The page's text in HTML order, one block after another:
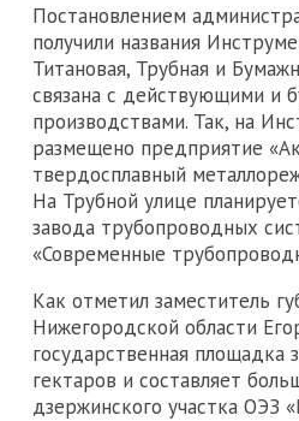
Постановлением
получили названия
Титановая, Трубная и
связана с действующими и
производствами. Так, на
размещено предприятие
твердосплавный
На Трубной улице
завода трубопроводных
«Современные
Как отметил заместитель
Нижегородской области
государственная площадка
гектаров и составляет
дзержинского участка ОЭЗ